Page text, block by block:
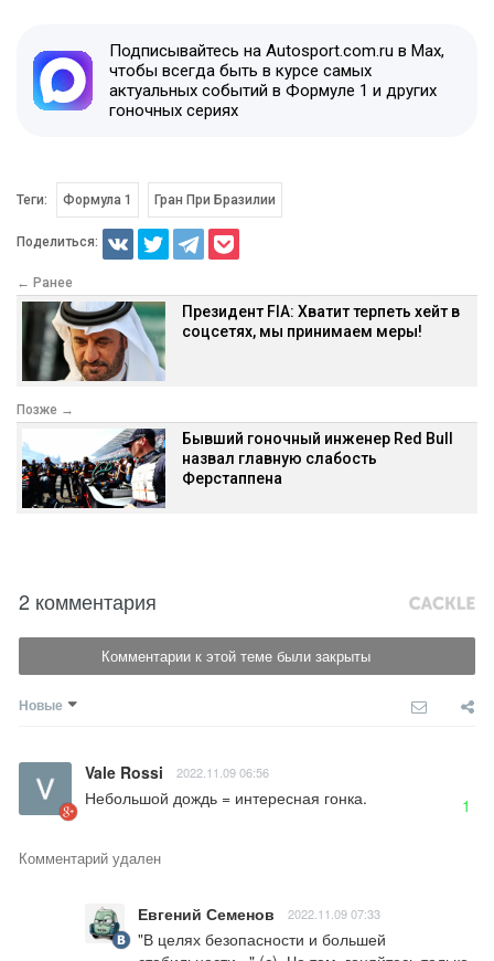
Подписывайтесь на Autosport.com.ru в Max,
чтобы всегда быть в курсе самых
актуальных событий в Формуле 1 и других
гоночных сериях
Теги: Формула 1 Гран При Бразилии
Поделиться:
← Ранее
Президент FIA: Хватит терпеть хейт в
соцсетях, мы принимаем меры!
Позже →
Бывший гоночный инженер Red Bull
назвал главную слабость
Ферстаппена
2 комментария
Комментарии к этой теме были закрыты
Новые
Vale Rossi 2022.11.09 06:56
Небольшой дождь = интересная гонка. 1
Комментарий удален
Евгений Семенов 2022.11.09 07:33
"В целях безопасности и большей